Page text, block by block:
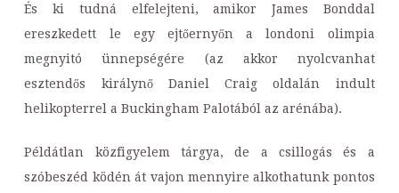
És ki tudná elfelejteni, amikor James Bonddal
ereszkedett le egy ejtőernyőn a londoni olimpia
megnyitó ünnepségére (az akkor nyolcvanhat
esztendős királynő Daniel Craig oldalán indult
helikopterrel a Buckingham Palotából az arénába).
Példátlan közfigyelem tárgya, de a csillogás és a
szóbeszéd ködén át vajon mennyire alkothatunk pontos